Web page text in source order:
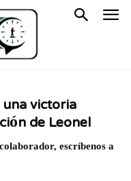
victoria
de Leonel
escríbenos a